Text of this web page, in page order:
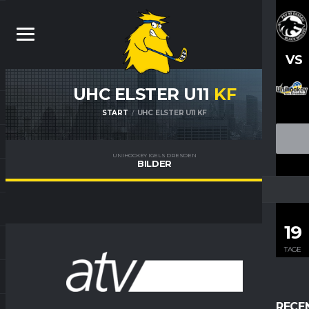
VS
19
TAGE
UHC ELSTER U11 KF
START UHC ELSTER U11 KF
UNIHOCKEY IGELS DRESDEN
BILDER